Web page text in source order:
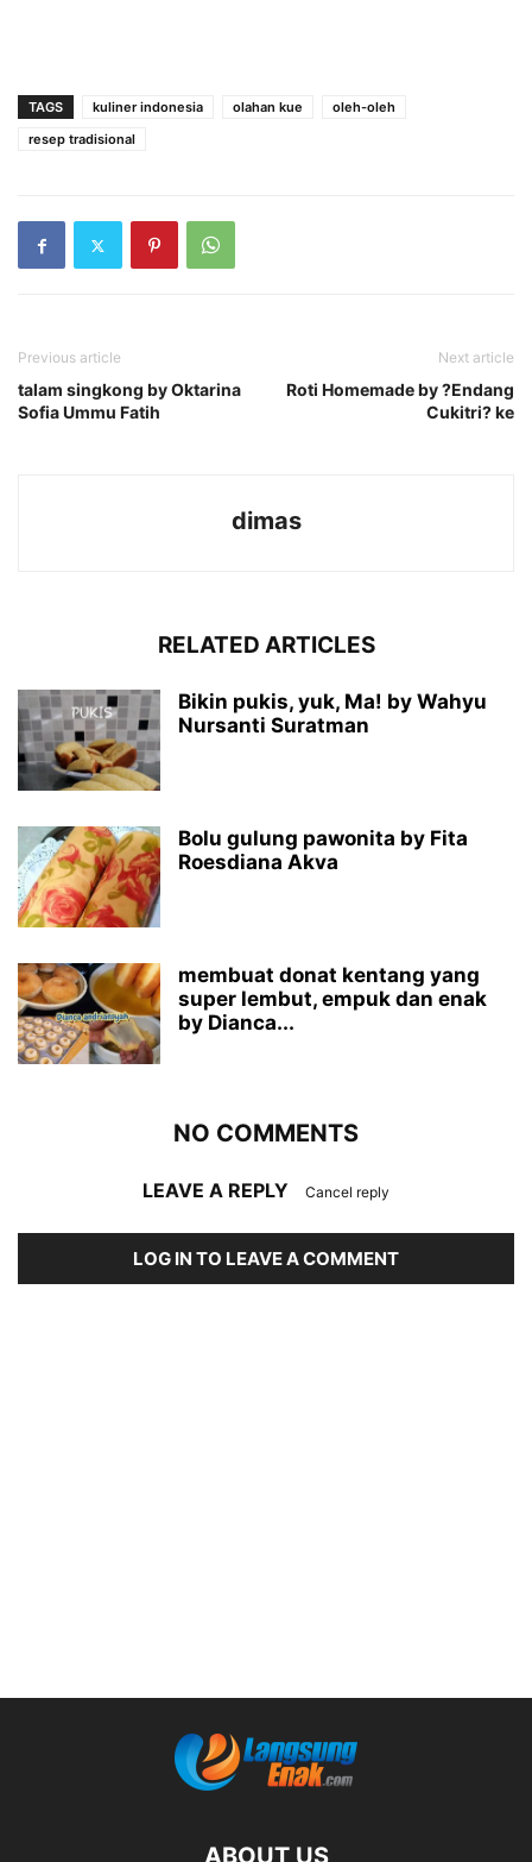
TAGS kuliner indonesia olahan kue
oleh-oleh
resep tradisional
Previous article
talam singkong by Oktarina
Sofia Ummu Fatih
Next article
Roti Homemade by ?Endang
Cukitri? ke
dimas
RELATED ARTICLES
Bikin pukis, yuk, Ma! by Wahyu
Nursanti Suratman
Bolu gulung pawonita by Fita
Roesdiana Akva
membuat donat kentang yang
super lembut, empuk dan enak
by Dianca...
NO COMMENTS
LEAVE A REPLY Cancel reply
LOG IN TO LEAVE A COMMENT